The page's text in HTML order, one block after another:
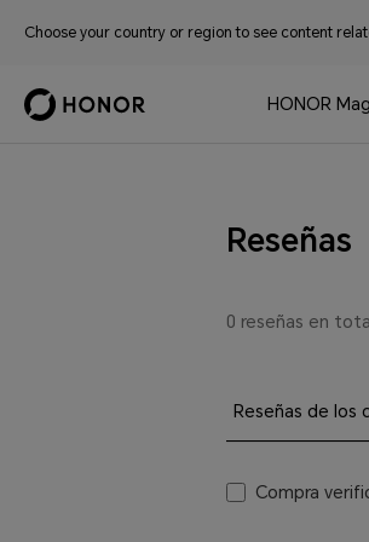
Choose your country or region to see content
HONOR
Reseñas
0 reseñas en total
Reseñas de los
Compra